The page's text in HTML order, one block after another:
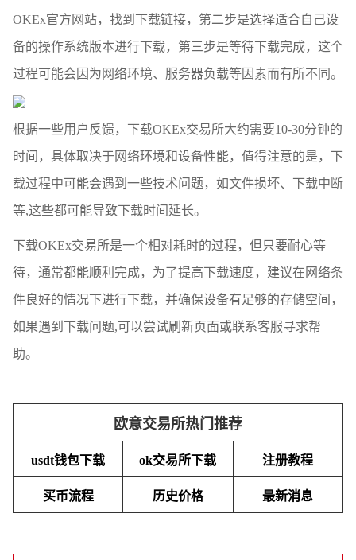
OKEx官方网站，找到下载链接，第二步是选择适合自己设
备的操作系统版本进行下载，第三步是等待下载完成，这个
过程可能会因为网络环境、服务器负载等因素而有所不同。
根据一些用户反馈，下载OKEx交易所大约需要10-30分钟的
时间，具体取决于网络环境和设备性能，值得注意的是，下
载过程中可能会遇到一些技术问题，如文件损坏、下载中断
等,这些都可能导致下载时间延长。
下载OKEx交易所是一个相对耗时的过程，但只要耐心等
待，通常都能顺利完成，为了提高下载速度，建议在网络条
件良好的情况下进行下载，并确保设备有足够的存储空间，
如果遇到下载问题,可以尝试刷新页面或联系客服寻求帮
助。
欧意交易所热门推荐
usdt钱包下载 ok交易所下载 注册教程
买币流程 历史价格 最新消息